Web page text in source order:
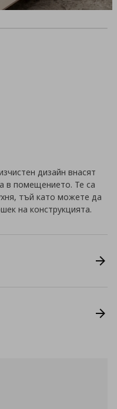
дизайн внасят
в помещението. Те са
тъй като можете да
на конструкцията.